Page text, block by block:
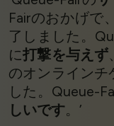
Fairのおかげで
了しました。
に打撃を与えず
のオンラインチ
した。Queue-
しいです。’